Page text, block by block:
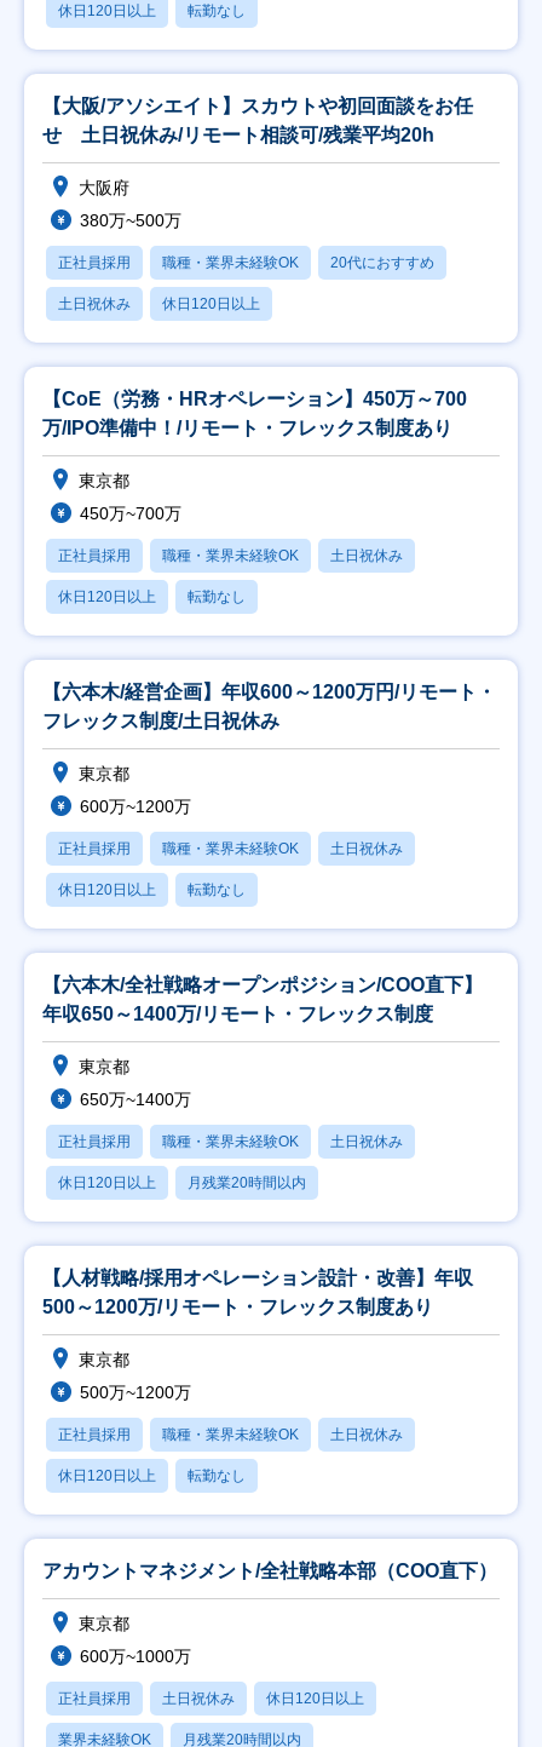
休日120日以上 転勤なし
【大阪/アソシエイト】スカウトや初回面談をお任
せ 土日祝休み/リモート相談可/残業平均20h
大阪府
380万~500万
正社員採用 職種・業界未経験OK 20代におすすめ
土日祝休み 休日120日以上
【CoE（労務・HRオペレーション】450万～700
万/IPO準備中！/リモート・フレックス制度あり
東京都
450万~700万
正社員採用 職種・業界未経験OK 土日祝休み
休日120日以上 転勤なし
【六本木/経営企画】年収600～1200万円/リモート・
フレックス制度/土日祝休み
東京都
600万~1200万
正社員採用 職種・業界未経験OK 土日祝休み
休日120日以上 転勤なし
【六本木/全社戦略オープンポジション/COO直下】
年収650～1400万/リモート・フレックス制度
東京都
650万~1400万
正社員採用 職種・業界未経験OK 土日祝休み
休日120日以上 月残業20時間以内
【人材戦略/採用オペレーション設計・改善】年収
500～1200万/リモート・フレックス制度あり
東京都
500万~1200万
正社員採用 職種・業界未経験OK 土日祝休み
休日120日以上 転勤なし
アカウントマネジメント/全社戦略本部（COO直下）
東京都
600万~1000万
正社員採用 土日祝休み 休日120日以上
業界未経験OK 月残業20時間以内